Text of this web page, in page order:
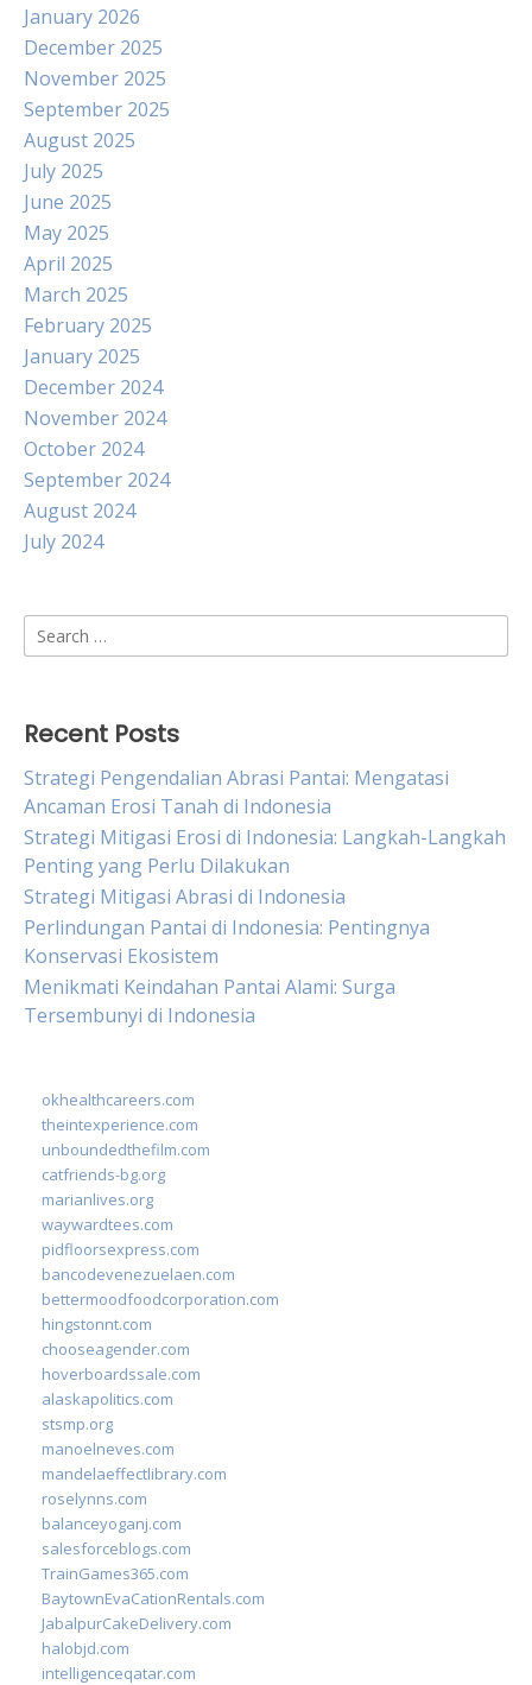
January 2026
December 2025
November 2025
September 2025
August 2025
July 2025
June 2025
May 2025
April 2025
March 2025
February 2025
January 2025
December 2024
November 2024
October 2024
September 2024
August 2024
July 2024
Search
for:
Recent Posts
Strategi Pengendalian Abrasi Pantai: Mengatasi
Ancaman Erosi Tanah di Indonesia
Strategi Mitigasi Erosi di Indonesia: Langkah-Langkah
Penting yang Perlu Dilakukan
Strategi Mitigasi Abrasi di Indonesia
Perlindungan Pantai di Indonesia: Pentingnya
Konservasi Ekosistem
Menikmati Keindahan Pantai Alami: Surga
Tersembunyi di Indonesia
okhealthcareers.com
theintexperience.com
unboundedthefilm.com
catfriends-bg.org
marianlives.org
waywardtees.com
pidfloorsexpress.com
bancodevenezuelaen.com
bettermoodfoodcorporation.com
hingstonnt.com
chooseagender.com
hoverboardssale.com
alaskapolitics.com
stsmp.org
manoelneves.com
mandelaeffectlibrary.com
roselynns.com
balanceyoganj.com
salesforceblogs.com
TrainGames365.com
BaytownEvaCationRentals.com
JabalpurCakeDelivery.com
halobjd.com
intelligenceqatar.com